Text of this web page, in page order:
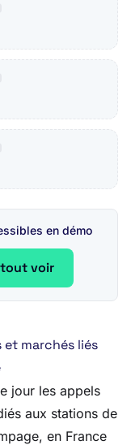
en démo
tout voir
marchés liés
jour les appels
aux stations de
en France